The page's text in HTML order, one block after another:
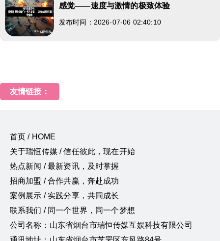
感觉——速度与激情的极致体验
发布时间：2026-07-06 02:40:10
友情链接：
首页 / HOME
关于瑞恒传媒 / 信任彼此，现在开始
热点新闻 / 最新资讯，及时掌握
招商加盟 / 合作共赢，奔赴成功
案例展示 / 实践分享，共同成长
联系我们 / 同一个世界，同一个梦想
公司名称：山东省烟台市瑞恒传媒互娱科技有限公司